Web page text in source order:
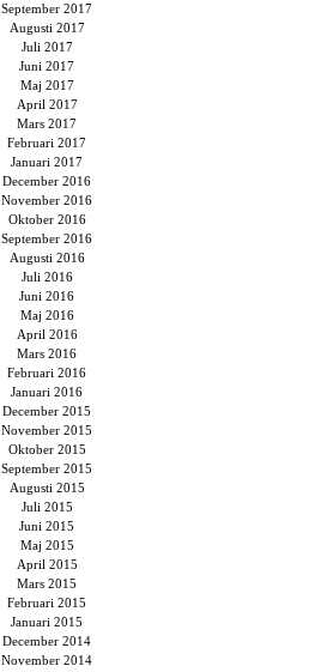
September 2017
Augusti 2017
Juli 2017
Juni 2017
Maj 2017
April 2017
Mars 2017
Februari 2017
Januari 2017
December 2016
November 2016
Oktober 2016
September 2016
Augusti 2016
Juli 2016
Juni 2016
Maj 2016
April 2016
Mars 2016
Februari 2016
Januari 2016
December 2015
November 2015
Oktober 2015
September 2015
Augusti 2015
Juli 2015
Juni 2015
Maj 2015
April 2015
Mars 2015
Februari 2015
Januari 2015
December 2014
November 2014